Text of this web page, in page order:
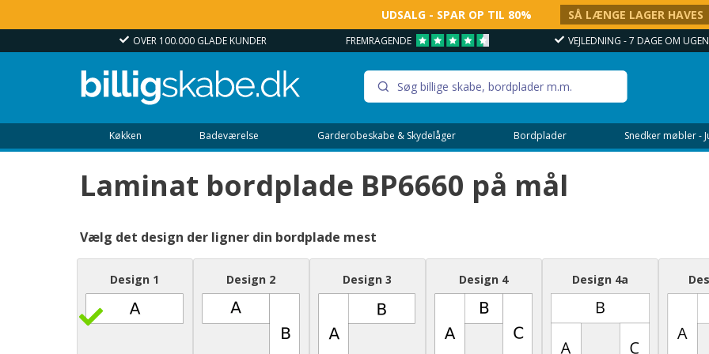
UDSALG - SPAR OP TIL 80% SÅ LÆNGE LAGER HAVES
OVER 100.000 GLADE KUNDER FREMRAGENDE VEJLEDNING - 7 DAGE OM
Køkken Badeværelse Garderobeskabe & Skydelåger Bordplader Snedker møbler -
Laminat bordplade BP6660 på mål
Vælg det design der ligner din bordplade mest
Design 1 Design 2 Design 3 Design 4 Design 4a